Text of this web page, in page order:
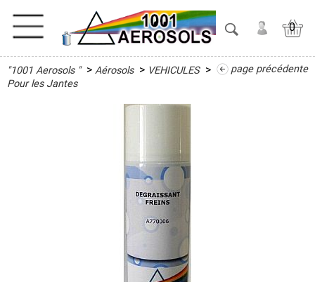
0
"1001 Aerosols " page précédente
> Aérosols> VEHICULES>
Pour les Jantes
ACTIVITES